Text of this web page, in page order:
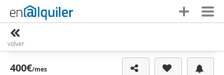
volver
400€/mes